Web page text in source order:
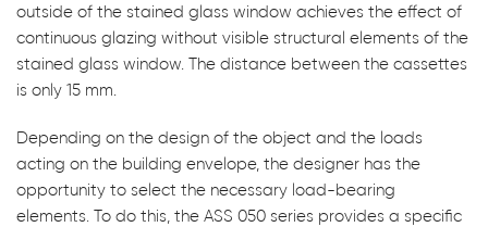
outside of the stained glass window achieves the effect of
continuous glazing without visible structural elements of the
stained glass window. The distance between the cassettes
is only 15 mm.
Depending on the design of the object and the loads
acting on the building envelope, the designer has the
opportunity to select the necessary load-bearing
elements. To do this, the ASS 050 series provides a specific